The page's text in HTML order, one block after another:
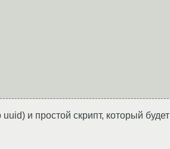
и простой скрипт, который будет